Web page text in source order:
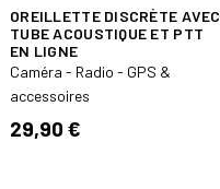
OREILLETTE DISCRÈTE AVEC
TUBE ACOUSTIQUE ET PTT
EN LIGNE
Caméra - Radio - GPS &
accessoires
29,90 €